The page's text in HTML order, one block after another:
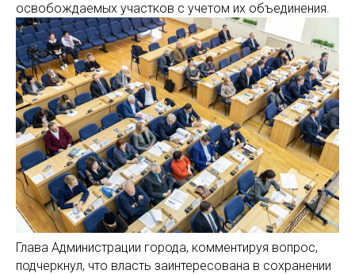
освобождаемых участков с учетом их объединения.
Глава Администрации города, комментируя вопрос,
подчеркнул, что власть заинтересована в сохранении